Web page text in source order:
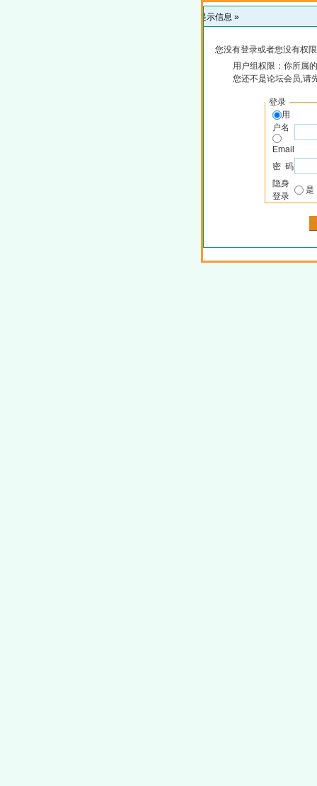
提示信息 »
您没有登录或者您没有权
用户组权限：你所属
您还不是论坛会员,请
登录
用
户名
Email
密 码
隐身
登录